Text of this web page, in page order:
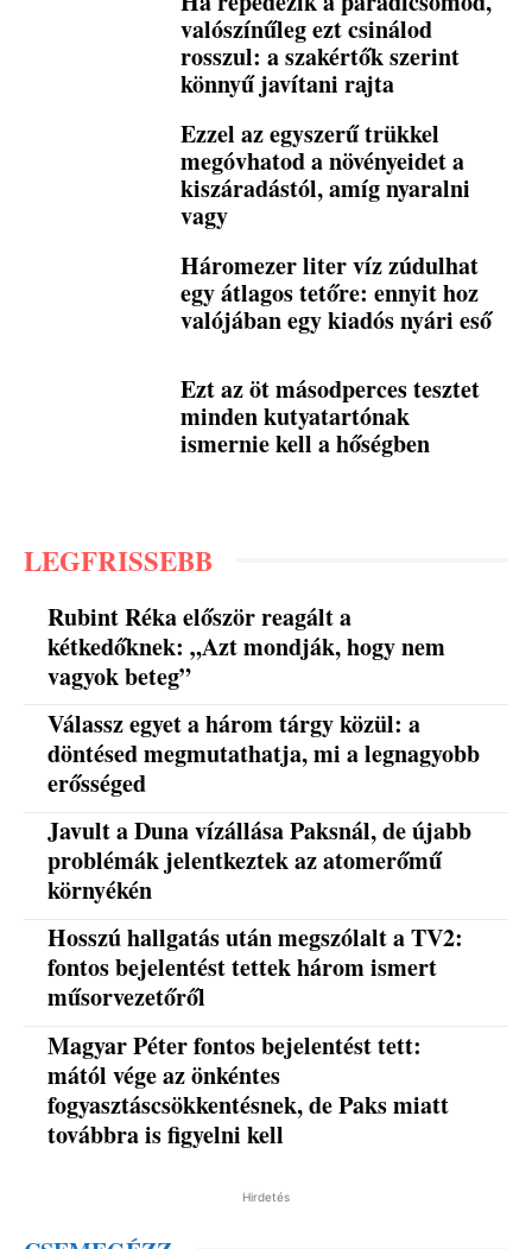
valószínűleg ezt csinálod
rosszul: a szakértők szerint
könnyű javítani rajta
Ezzel az egyszerű trükkel
megóvhatod a növényeidet a
kiszáradástól, amíg nyaralni
vagy
Háromezer liter víz zúdulhat
egy átlagos tetőre: ennyit hoz
valójában egy kiadós nyári eső
Ezt az öt másodperces tesztet
minden kutyatartónak
ismernie kell a hőségben
LEGFRISSEBB
Rubint Réka először reagált a
kétkedőknek: „Azt mondják, hogy nem
vagyok beteg”
Válassz egyet a három tárgy közül: a
döntésed megmutathatja, mi a legnagyobb
erősséged
Javult a Duna vízállása Paksnál, de újabb
problémák jelentkeztek az atomerőmű
környékén
Hosszú hallgatás után megszólalt a TV2:
fontos bejelentést tettek három ismert
műsorvezetőről
Magyar Péter fontos bejelentést tett:
mától vége az önkéntes
fogyasztáscsökkentésnek, de Paks miatt
továbbra is figyelni kell
Hirdetés